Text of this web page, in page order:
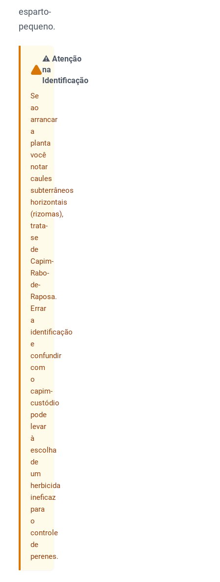
esparto-
pequeno.
⚠️ Atenção
na
Identificação
Se
ao
arrancar
a
planta
você
notar
caules
subterrâneos
horizontais
(rizomas),
trata-
se
de
Capim-
Rabo-
de-
Raposa.
Errar
a
identificação
e
confundir
com
o
capim-
custódio
pode
levar
à
escolha
de
um
herbicida
ineficaz
para
o
controle
de
perenes.